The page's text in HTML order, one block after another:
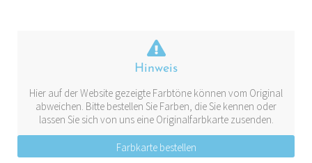
Hinweis
Hier auf der Website gezeigte Farbtöne können vom Original
abweichen. Bitte bestellen Sie Farben, die Sie kennen oder
lassen Sie sich von uns eine Originalfarbkarte zusenden.
Farbkarte bestellen